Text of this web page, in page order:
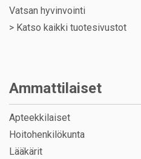
Vatsan hyvinvointi
> Katso kaikki tuotesivustot
Ammattilaiset
Apteekkilaiset
Hoitohenkilökunta
Lääkärit